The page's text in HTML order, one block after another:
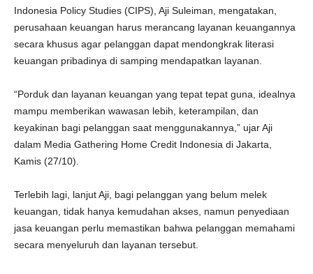
Indonesia Policy Studies (CIPS), Aji Suleiman, mengatakan,
perusahaan keuangan harus merancang layanan keuangannya
secara khusus agar pelanggan dapat mendongkrak literasi
keuangan pribadinya di samping mendapatkan layanan.
“Porduk dan layanan keuangan yang tepat tepat guna, idealnya
mampu memberikan wawasan lebih, keterampilan, dan
keyakinan bagi pelanggan saat menggunakannya,” ujar Aji
dalam Media Gathering Home Credit Indonesia di Jakarta,
Kamis (27/10).
Terlebih lagi, lanjut Aji, bagi pelanggan yang belum melek
keuangan, tidak hanya kemudahan akses, namun penyediaan
jasa keuangan perlu memastikan bahwa pelanggan memahami
secara menyeluruh dan layanan tersebut.